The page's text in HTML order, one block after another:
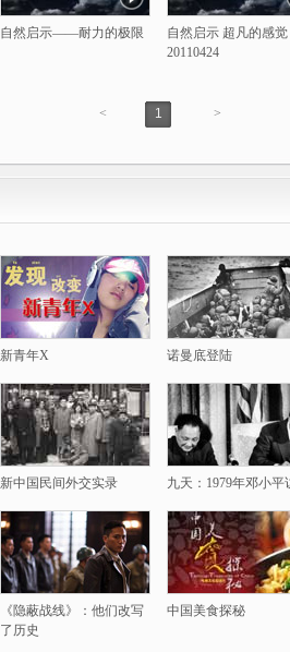
自然启示——耐力的极限
自然启示 超凡的感觉
20110424
< 1 >
新青年X 诺曼底登陆
新中国民间外交实录 九天：1979年邓小平
《隐蔽战线》：他们改写
了历史
中国美食探秘